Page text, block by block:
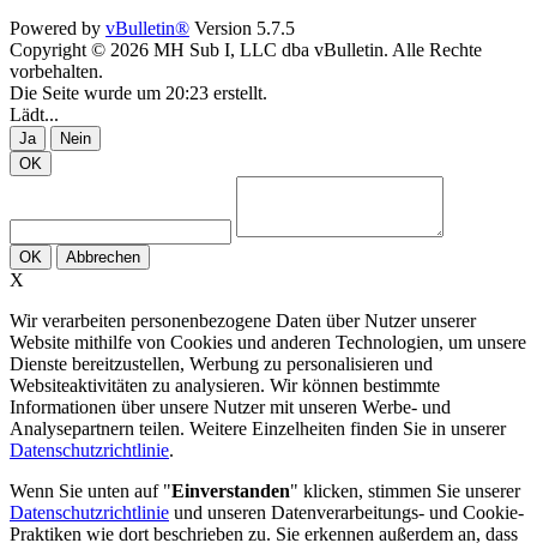
Powered by vBulletin® Version 5.7.5
Copyright © 2026 MH Sub I, LLC dba vBulletin. Alle Rechte
vorbehalten.
Die Seite wurde um 20:23 erstellt.
Lädt...
Ja
Nein
OK
OK Abbrechen
X
Wir verarbeiten personenbezogene Daten über Nutzer unserer
Website mithilfe von Cookies und anderen Technologien, um unsere
Dienste bereitzustellen, Werbung zu personalisieren und
Websiteaktivitäten zu analysieren. Wir können bestimmte
Informationen über unsere Nutzer mit unseren Werbe- und
Analysepartnern teilen. Weitere Einzelheiten finden Sie in unserer
Datenschutzrichtlinie.
Wenn Sie unten auf "Einverstanden" klicken, stimmen Sie unserer
Datenschutzrichtlinie und unseren Datenverarbeitungs- und Cookie-
Praktiken wie dort beschrieben zu. Sie erkennen außerdem an, dass